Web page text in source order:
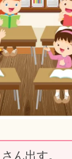
ん出す。